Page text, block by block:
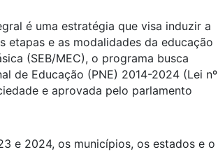
é uma estratégia que visa induzir a
e as modalidades da educação
(SEB/MEC), o programa busca
de Educação (PNE) 2014-2024 (Lei nº
e aprovada pelo parlamento
e 2024, os municípios, os estados e o